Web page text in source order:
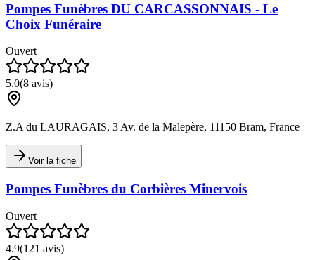
Pompes Funèbres DU CARCASSONNAIS - Le
Choix Funéraire
Ouvert
5.0(8 avis)
Z.A du LAURAGAIS, 3 Av. de la Malepère, 11150 Bram, France
Voir la fiche
Pompes Funèbres du Corbières Minervois
Ouvert
4.9(121 avis)